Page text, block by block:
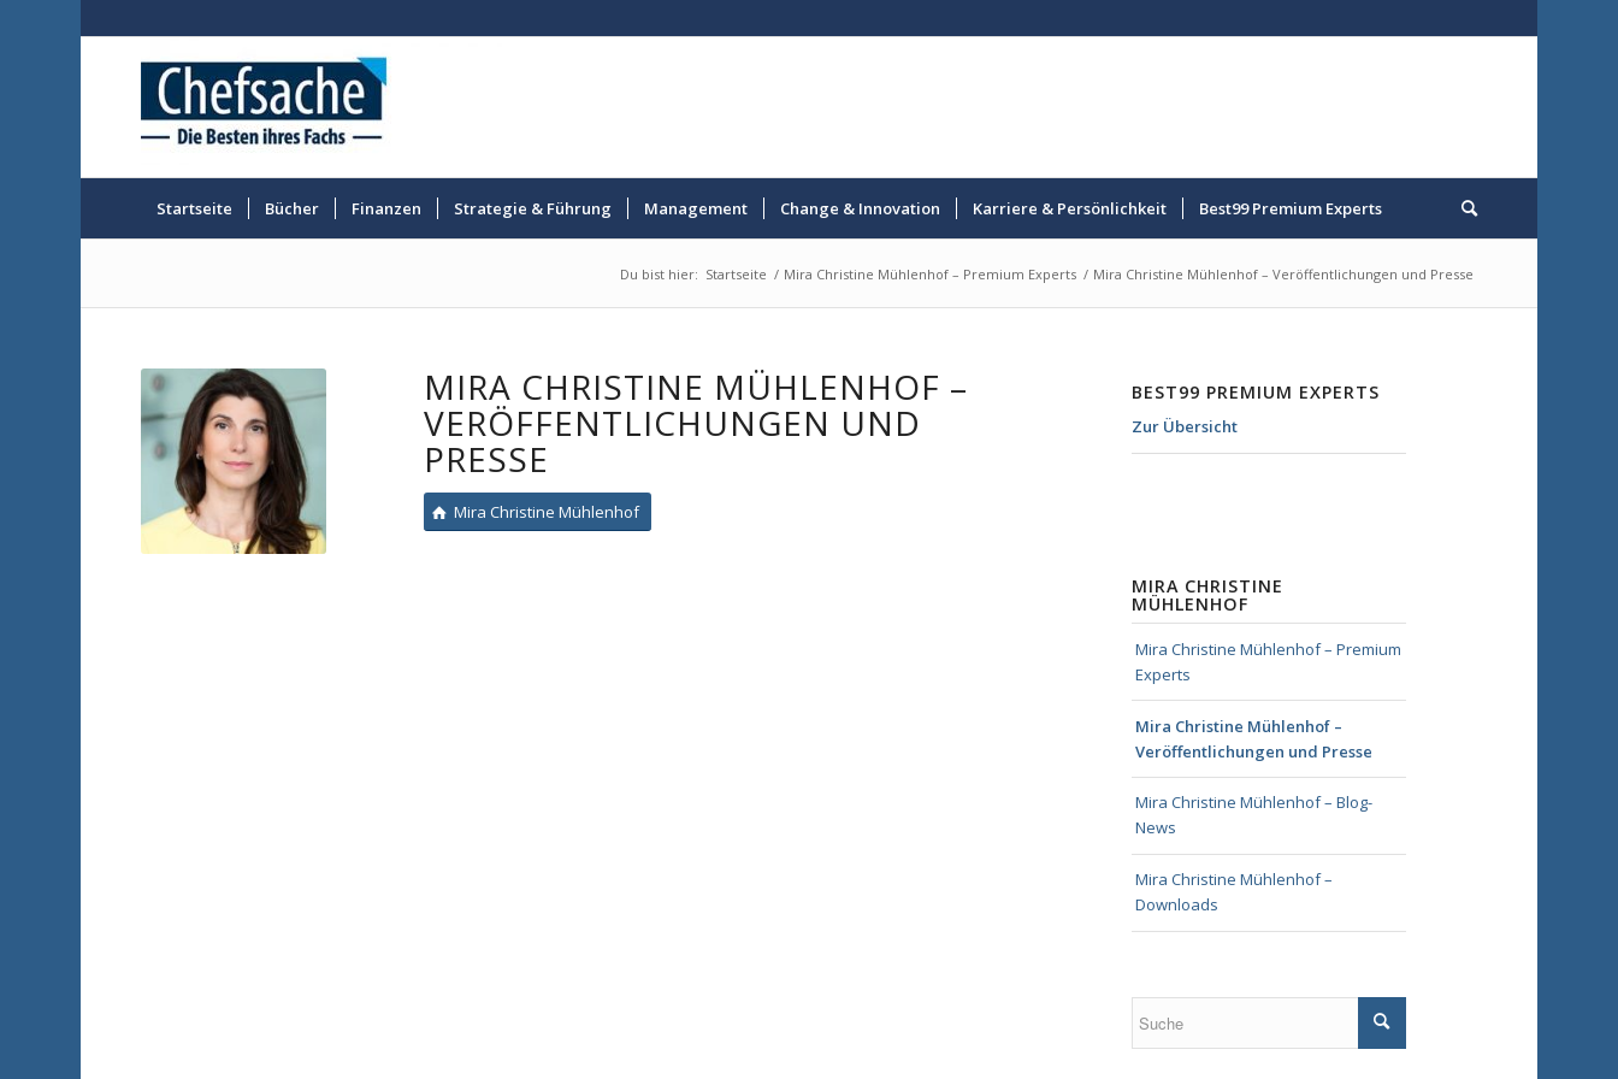
Startseite Bücher Finanzen Strategie & Führung Management Change & Innovation Karriere & Persönlichkeit Best99 Premium Experts
Du bist hier: Startseite / Mira Christine Mühlenhof – Premium Experts / Mira Christine Mühlenhof – Veröffentlichungen und Presse
MIRA CHRISTINE MÜHLENHOF –
VERÖFFENTLICHUNGEN UND
PRESSE
Mira Christine Mühlenhof
BEST99 PREMIUM EXPERTS
Zur Übersicht
MIRA CHRISTINE
MÜHLENHOF
Mira Christine Mühlenhof – Premium
Experts
Mira Christine Mühlenhof –
Veröffentlichungen und Presse
Mira Christine Mühlenhof – Blog-
News
Mira Christine Mühlenhof –
Downloads